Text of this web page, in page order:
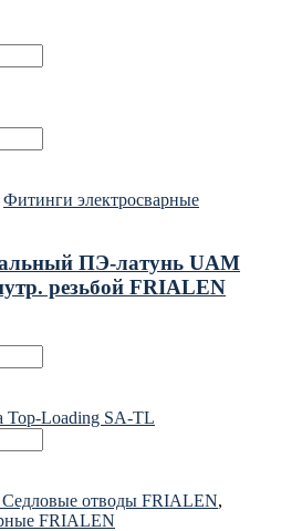
Фитинги электросварные
ПЭ-латунь UAM
резьбой FRIALEN
отводы FRIALEN,
FRIALEN